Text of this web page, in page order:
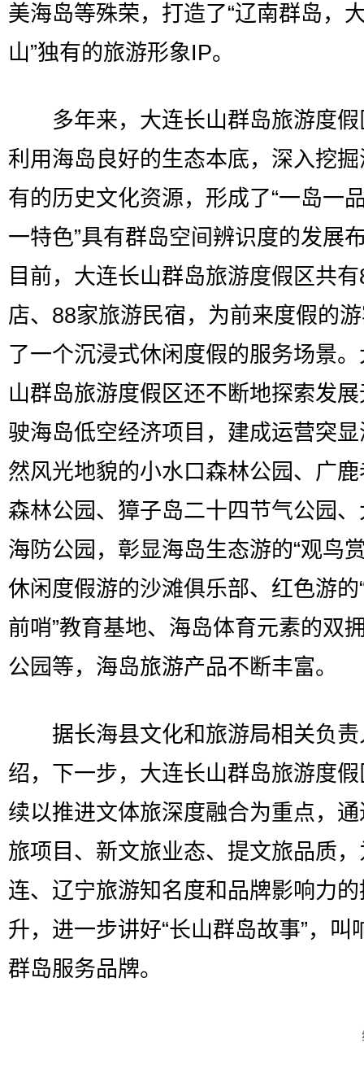
美海岛等殊荣，打造了“辽南群岛，
山”独有的旅游形象IP。
多年来，大连长山群岛旅游度假
利用海岛良好的生态本底，深入挖
有的历史文化资源，形成了“一岛一
一特色”具有群岛空间辨识度的发展
目前，大连长山群岛旅游度假区共
店、88家旅游民宿，为前来度假的
了一个沉浸式休闲度假的服务场景
山群岛旅游度假区还不断地探索发
驶海岛低空经济项目，建成运营突
然风光地貌的小水口森林公园、广
森林公园、獐子岛二十四节气公园
海防公园，彰显海岛生态游的“观鸟
休闲度假游的沙滩俱乐部、红色游的
前哨”教育基地、海岛体育元素的双
公园等，海岛旅游产品不断丰富。
据长海县文化和旅游局相关负责
绍，下一步，大连长山群岛旅游度
续以推进文体旅深度融合为重点，
旅项目、新文旅业态、提文旅品质
连、辽宁旅游知名度和品牌影响力
升，进一步讲好“长山群岛故事”，叫
群岛服务品牌。